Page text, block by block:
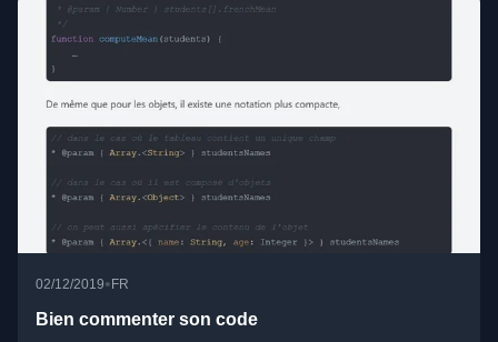
02/12/2019• FR
Bien commenter son code